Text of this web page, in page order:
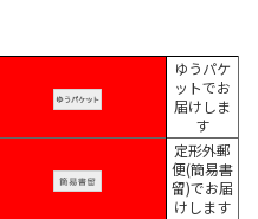
ゆうパケ
ットでお
届けしま
す
定形外郵
便(簡易書
留)でお届
けします